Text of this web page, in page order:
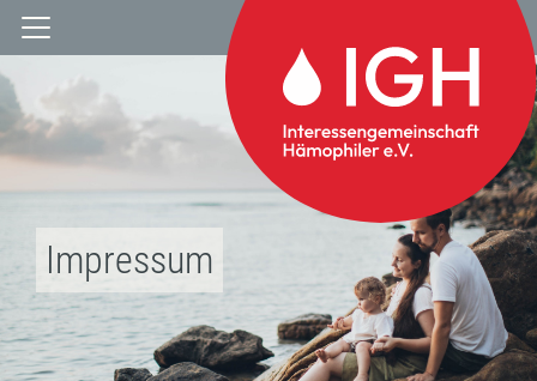
Impressum